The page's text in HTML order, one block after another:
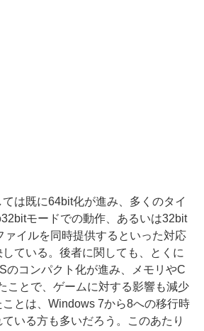
は既に64bit化が進み、多くのタイ
32bitモードでの動作、あるいは32bit
ァイルを同時提供するといった対応
ている。後者に関しても、とくに
のコンパクト化が進み、メモリやC
ことで、ゲームに対する影響も減少
ことは、Windows 7から8への移行時
いる方も多いだろう。このあたり